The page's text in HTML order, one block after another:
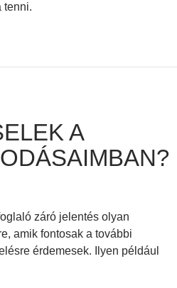
tenni.
A
záró jelentés olyan
amik fontosak a további
érdemesek. Ilyen például